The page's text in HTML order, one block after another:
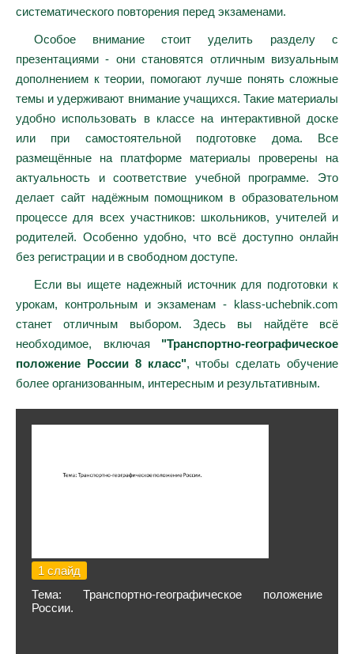
систематического повторения перед экзаменами.
Особое внимание стоит уделить разделу с
презентациями - они становятся отличным визуальным
дополнением к теории, помогают лучше понять сложные
темы и удерживают внимание учащихся. Такие материалы
удобно использовать в классе на интерактивной доске
или при самостоятельной подготовке дома. Все
размещённые на платформе материалы проверены на
актуальность и соответствие учебной программе. Это
делает сайт надёжным помощником в образовательном
процессе для всех участников: школьников, учителей и
родителей. Особенно удобно, что всё доступно онлайн
без регистрации и в свободном доступе.
Если вы ищете надежный источник для подготовки к
урокам, контрольным и экзаменам - klass-uchebnik.com
станет отличным выбором. Здесь вы найдёте всё
необходимое, включая "Транспортно-географическое
положение России 8 класс", чтобы сделать обучение
более организованным, интересным и результативным.
1 слайд
Тема: Транспортно-географическое положение
России.